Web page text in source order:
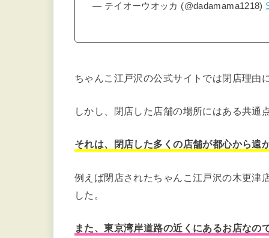
— テイオーウオッカ (@dadamama1218)
ちゃんこ江戸沢の公式サイトでは閉店理由
しかし、閉店した店舗の場所にはある共通
それは、閉店した多くの店舗が都心から遠
例えば閉店されたちゃんこ江戸沢の木更津
した。
また、東京湾岸道路の近くにあるお店なの